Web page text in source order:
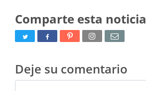
Comparte esta noticia
Deje su comentario